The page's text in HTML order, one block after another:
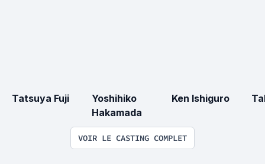
Tatsuya Fuji
Yoshihiko
Hakamada
Ken Ishiguro
VOIR LE CASTING COMPLET